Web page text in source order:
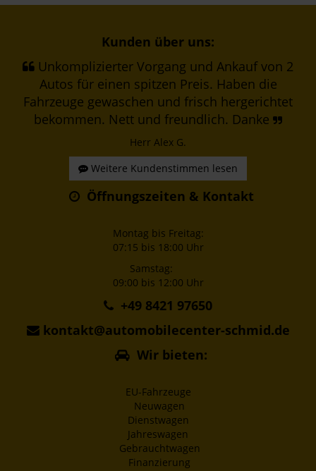
Kunden über uns:
Unkomplizierter Vorgang und Ankauf von 2
Autos für einen spitzen Preis. Haben die
Fahrzeuge gewaschen und frisch hergerichtet
bekommen. Nett und freundlich. Danke
Herr Alex G.
Weitere Kundenstimmen lesen
Öffnungszeiten & Kontakt
Montag bis Freitag:
07:15 bis 18:00 Uhr
Samstag:
09:00 bis 12:00 Uhr
+49 8421 97650
kontakt@automobilecenter-schmid.de
Wir bieten:
EU-Fahrzeuge
Neuwagen
Dienstwagen
Jahreswagen
Gebrauchtwagen
Finanzierung